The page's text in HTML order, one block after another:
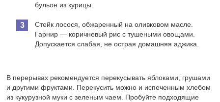
бульон из курицы.
Стейк лосося, обжаренный на оливковом масле.
Гарнир — коричневый рис с тушеными овощами.
Допускается слабая, не острая домашняя аджика.
В перерывах рекомендуется перекусывать яблоками, грушами
и другими фруктами. Перекусить можно и испеченным хлебом
из кукурузной муки с зеленым чаем. Пробуйте подходящие